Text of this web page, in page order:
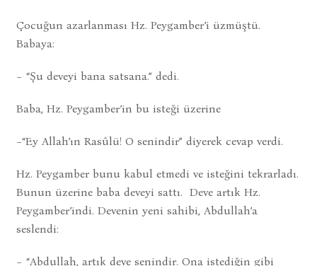
Çocuğun azarlanması Hz. Peygamber’i üzmüştü.
Babaya:
− “Şu deveyi bana satsana.” dedi.
Baba, Hz. Peygamber’in bu isteği üzerine
−“Ey Allah’ın Rasûlü! O senindir” diyerek cevap verdi.
Hz. Peygamber bunu kabul etmedi ve isteğini tekrarladı.
Bunun üzerine baba deveyi sattı. Deve artık Hz.
Peygamber’indi. Devenin yeni sahibi, Abdullah’a
seslendi:
− “Abdullah, artık deve senindir. Ona istediğin gibi